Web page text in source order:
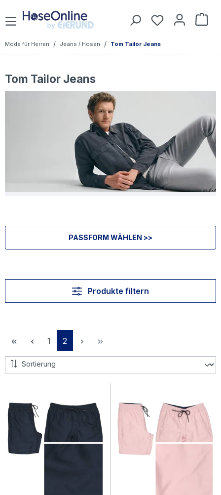
Zum Hauptinhalt springen Du hast 0
Mode für Herren / Jeans / Hosen / Tom Tailor Jeans
Tom Tailor Jeans
PASSFORM WÄHLEN >>
Produkte filtern
Seite
1 Seite
2